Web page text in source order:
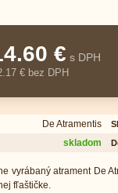
€ s DPH
€ bez DPH
De Atramentis
skladom
vyrábaný atrament De
fľaštičke.